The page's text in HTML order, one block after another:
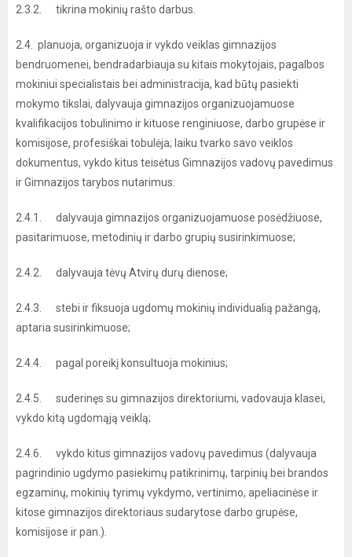
2.3.2. tikrina mokinių rašto darbus.
2.4. planuoja, organizuoja ir vykdo veiklas gimnazijos
bendruomenei, bendradarbiauja su kitais mokytojais, pagalbos
mokiniui specialistais bei administracija, kad būtų pasiekti
mokymo tikslai, dalyvauja gimnazijos organizuojamuose
kvalifikacijos tobulinimo ir kituose renginiuose, darbo grupėse ir
komisijose, profesiškai tobulėja; laiku tvarko savo veiklos
dokumentus, vykdo kitus teisėtus Gimnazijos vadovų pavedimus
ir Gimnazijos tarybos nutarimus:
2.4.1. dalyvauja gimnazijos organizuojamuose posėdžiuose,
pasitarimuose, metodinių ir darbo grupių susirinkimuose;
2.4.2. dalyvauja tėvų Atvirų durų dienose;
2.4.3. stebi ir fiksuoja ugdomų mokinių individualią pažangą,
aptaria susirinkimuose;
2.4.4. pagal poreikį konsultuoja mokinius;
2.4.5. suderinęs su gimnazijos direktoriumi, vadovauja klasei,
vykdo kitą ugdomąją veiklą;
2.4.6. vykdo kitus gimnazijos vadovų pavedimus (dalyvauja
pagrindinio ugdymo pasiekimų patikrinimų, tarpinių bei brandos
egzaminų, mokinių tyrimų vykdymo, vertinimo, apeliacinėse ir
kitose gimnazijos direktoriaus sudarytose darbo grupėse,
komisijose ir pan.).